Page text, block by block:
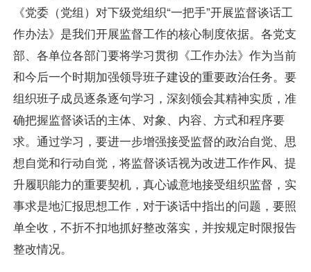
《党委（党组）对下级党组织“一把手”开展监督谈话工
作办法》是我们开展监督工作的核心制度依据。各党支
部、各单位各部门要将学习贯彻《工作办法》作为当前
和今后一个时期加强领导班子建设的重要政治任务。要
组织班子成员逐条逐句学习，深刻领会其精神实质，准
确把握监督谈话的主体、对象、内容、方式和程序要
求。通过学习，要进一步增强接受监督的政治自觉、思
想自觉和行动自觉，将监督谈话视为改进工作作风、提
升履职能力的重要契机，真心诚意地接受组织监督，实
事求是地汇报思想工作，对于谈话中指出的问题，要照
单全收，不折不扣地抓好整改落实，并按规定时限报告
整改情况。